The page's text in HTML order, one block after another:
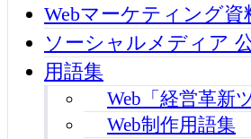
Webマーケティング資
ソーシャルメディア
用語集
Web「経営革新
Web制作用語集